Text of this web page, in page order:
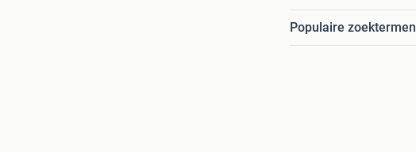
Populaire zoektermen